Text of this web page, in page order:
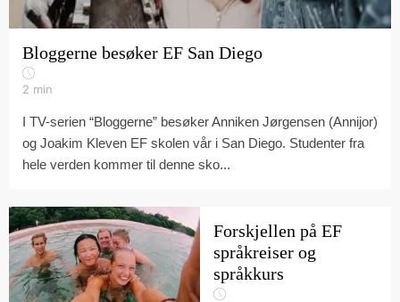
Bloggerne besøker EF San Diego
2 min
I TV-serien “Bloggerne” besøker Anniken Jørgensen (Annijor)
og Joakim Kleven EF skolen vår i San Diego. Studenter fra
hele verden kommer til denne sko...
Forskjellen på EF
språkreiser og
språkkurs